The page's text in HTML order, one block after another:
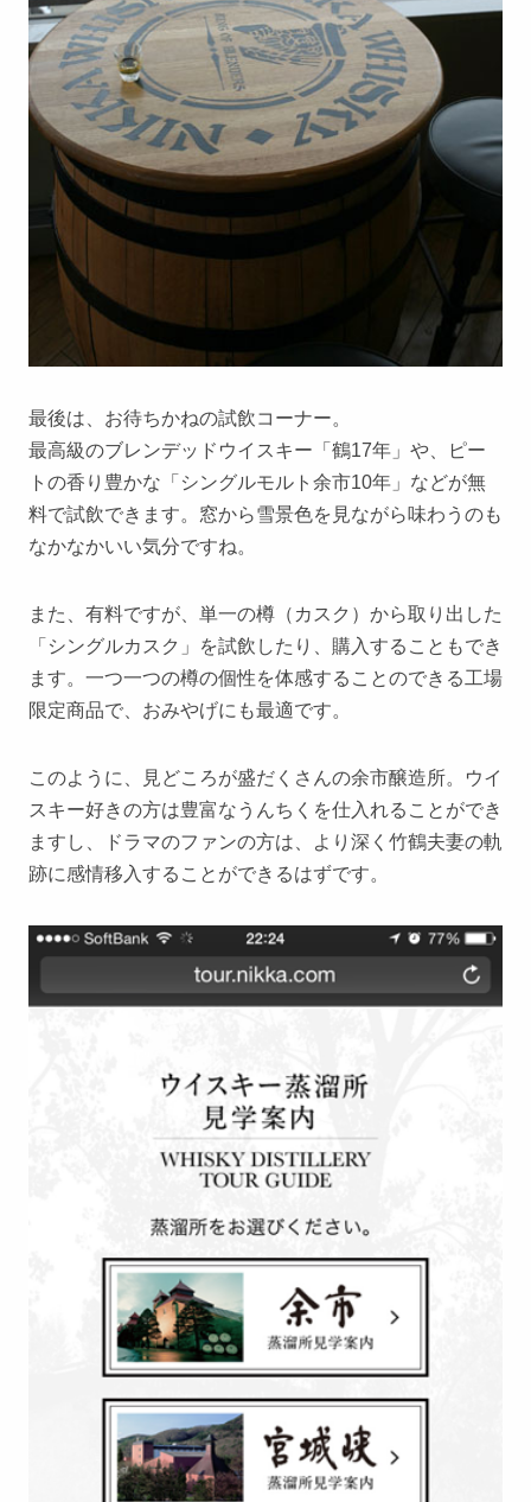
最後は、お待ちかねの試飲コーナー。
最高級のブレンデッドウイスキー「鶴17年」や、ピー
トの香り豊かな「シングルモルト余市10年」などが無
料で試飲できます。窓から雪景色を見ながら味わうのも
なかなかいい気分ですね。
また、有料ですが、単一の樽（カスク）から取り出した
「シングルカスク」を試飲したり、購入することもでき
ます。一つ一つの樽の個性を体感することのできる工場
限定商品で、おみやげにも最適です。
このように、見どころが盛だくさんの余市醸造所。ウイ
スキー好きの方は豊富なうんちくを仕入れることができ
ますし、ドラマのファンの方は、より深く竹鶴夫妻の軌
跡に感情移入することができるはずです。